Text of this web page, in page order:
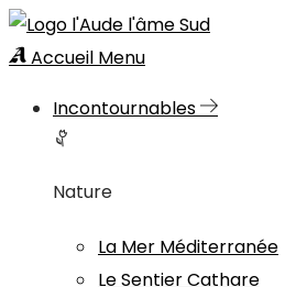
Accueil Menu
Incontournables
Nature
La Mer Méditerranée
Le Sentier Cathare